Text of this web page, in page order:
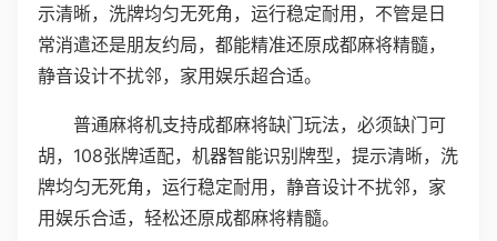
示清晰，洗牌均匀无死角，运行稳定耐用，不管是日
常消遣还是朋友约局，都能精准还原成都麻将精髓，
静音设计不扰邻，家用娱乐超合适。
普通麻将机支持成都麻将缺门玩法，必须缺门可
胡，108张牌适配，机器智能识别牌型，提示清晰，洗
牌均匀无死角，运行稳定耐用，静音设计不扰邻，家
用娱乐合适，轻松还原成都麻将精髓。